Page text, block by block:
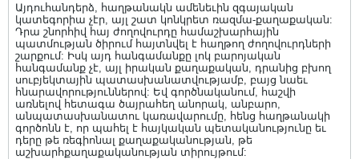
Այդուհանդերձ, հաղթանակն ամենեւին զգայական
կատեգորիա չէր, այլ շատ կոնկրետ ռազմա-քաղաքական:
Դրա շնորհիվ հայ ժողովուրդը համաշխարհային
պատմության ծիրում հայտնվել է հաղթող ժողովուրդների
շարքում: Իսկ այդ հանգամանքը լոկ բարոյական
հանգամանք չէ, այլ իրական քաղաքական, դրանից բխող
սուբյեկտային պատասխանատվությամբ, բայց նաեւ
հնարավորություններով: Եվ գործնականում, հաշվի
առնելով հետագա ծայրահեղ անորակ, անբարո,
անպատասխանատու կառավարումը, հենց հաղթանակի
գործոնն է, որ պահել է հայկական պետականությունը եւ
դերը թե ռեգիոնալ քաղաքականության, թե
աշխարհքաղաքականության տիրույթում: